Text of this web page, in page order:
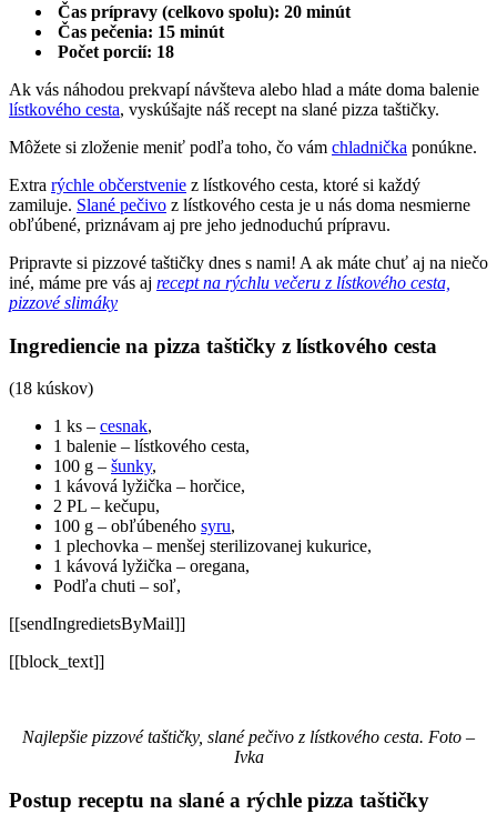
Čas prípravy (celkovo spolu): 20 minút
Čas pečenia: 15 minút
Počet porcií: 18
Ak vás náhodou prekvapí návšteva alebo hlad a máte doma balenie
lístkového cesta, vyskúšajte náš recept na slané pizza taštičky.
Môžete si zloženie meniť podľa toho, čo vám chladnička ponúkne.
Extra rýchle občerstvenie z lístkového cesta, ktoré si každý
zamiluje. Slané pečivo z lístkového cesta je u nás doma nesmierne
obľúbené, priznávam aj pre jeho jednoduchú prípravu.
Pripravte si pizzové taštičky dnes s nami! A ak máte chuť aj na niečo
iné, máme pre vás aj recept na rýchlu večeru z lístkového cesta,
pizzové slimáky
Ingrediencie na pizza taštičky z lístkového cesta
(18 kúskov)
1 ks – cesnak,
1 balenie – lístkového cesta,
100 g – šunky,
1 kávová lyžička – horčice,
2 PL – kečupu,
100 g – obľúbeného syru,
1 plechovka – menšej sterilizovanej kukurice,
1 kávová lyžička – oregana,
Podľa chuti – soľ,
[[sendIngredietsByMail]]
[[block_text]]
Najlepšie pizzové taštičky, slané pečivo z lístkového cesta. Foto –
Ivka
Postup receptu na slané a rýchle pizza taštičky